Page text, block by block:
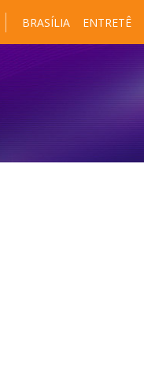
BRASÍLIA ENTRETÊ